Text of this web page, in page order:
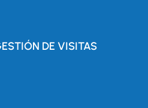
DE VISITAS